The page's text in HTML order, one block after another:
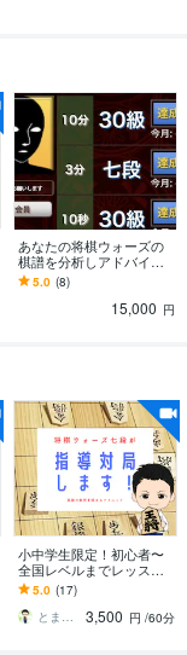
あなたの将棋ウォーズの
棋譜を分析しアドバイス
します いつまで負け続け
るつもりですか？
5.0 (8)
15,000 円
小中学生限定！初心者〜
全国レベルまでレッスン
します 棋力に応じた内容
で、結果につなげる特別
レッスン
5.0 (17)
とまと22
3,500 円 /60分